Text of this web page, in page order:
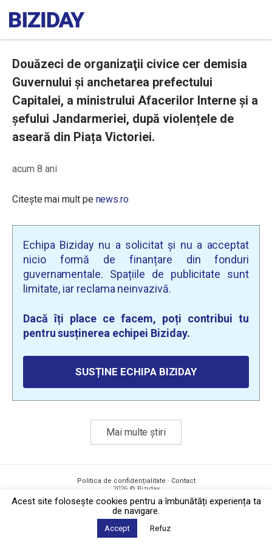
Douăzeci de organizaţii civice cer demisia
Guvernului şi anchetarea prefectului
Capitalei, a ministrului Afacerilor Interne şi a
şefului Jandarmeriei, după violențele de
aseară din Piața Victoriei.
acum 8 ani
Citește mai mult pe news.ro
Echipa Biziday nu a solicitat și nu a acceptat
nicio formă de finanțare din fonduri
guvernamentale. Spațiile de publicitate sunt
limitate, iar reclama neinvazivă.
Dacă îți place ce facem, poți contribui tu
pentru susținerea echipei Biziday.
SUSȚINE ECHIPA BIZIDAY
Mai multe știri
Politica de confidențialitate · Contact
2026 © Biziday
Acest site foloseşte cookies pentru a îmbunătăți experiența ta
de navigare.
Accept Refuz